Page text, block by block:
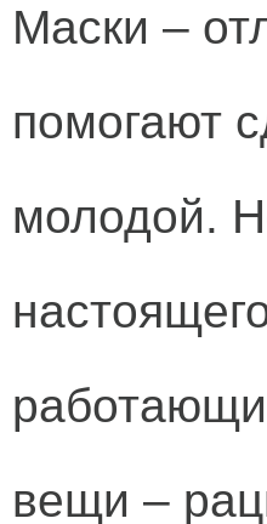
Маски –
помогают
молодой.
вещи –